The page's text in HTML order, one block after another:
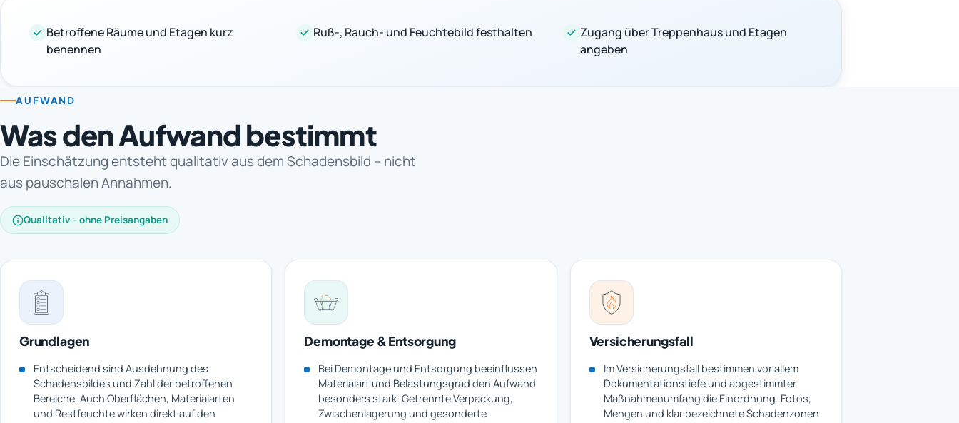
Betroffene Räume und Etagen kurz
benennen
Ruß-, Rauch- und Feuchtebild festhalten
Zugang über Treppenhaus und Etagen
angeben
AUFWAND
Was den Aufwand bestimmt
Die Einschätzung entsteht qualitativ aus dem Schadensbild – nicht
aus pauschalen Annahmen.
Qualitativ – ohne Preisangaben
Grundlagen
Entscheidend sind Ausdehnung des
Schadensbildes und Zahl der betroffenen
Bereiche. Auch Oberflächen, Materialarten
und Restfeuchte wirken direkt auf den
Demontage & Entsorgung
Bei Demontage und Entsorgung beeinflussen
Materialart und Belastungsgrad den Aufwand
besonders stark. Getrennte Verpackung,
Zwischenlagerung und gesonderte
Versicherungsfall
Im Versicherungsfall bestimmen vor allem
Dokumentationstiefe und abgestimmter
Maßnahmenumfang die Einordnung. Fotos,
Mengen und klar bezeichnete Schadenzonen